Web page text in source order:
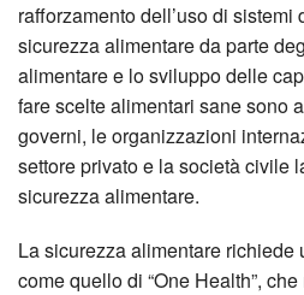
rafforzamento dell’uso di
sicurezza alimentare da parte
alimentare e lo sviluppo delle
fare scelte alimentari sane sono
governi, le organizzazioni
settore privato e la società civile
sicurezza alimentare.
La sicurezza alimentare richiede
come quello di “One Health”,